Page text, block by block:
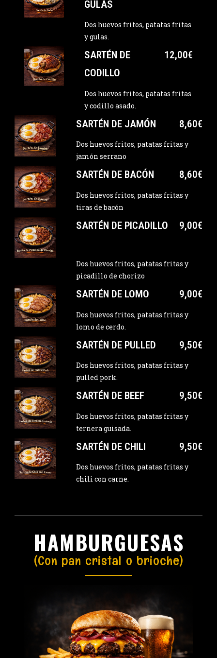
GULAS
Dos huevos fritos, patatas fritas
y gulas.
SARTÉN DE
CODILLO
12,00€
Dos huevos fritos, patatas fritas
y codillo asado.
SARTÉN DE JAMÓN 8,60€
Dos huevos fritos, patatas fritas y
jamón serrano
SARTÉN DE BACÓN 8,60€
Dos huevos fritos, patatas fritas y
tiras de bacón
SARTÉN DE PICADILLO 9,00€
Dos huevos fritos, patatas fritas y
picadillo de chorizo
SARTÉN DE LOMO 9,00€
Dos huevos fritos, patatas fritas y
lomo de cerdo.
SARTÉN DE PULLED 9,50€
Dos huevos fritos, patatas fritas y
pulled pork.
SARTÉN DE BEEF 9,50€
Dos huevos fritos, patatas fritas y
ternera guisada.
SARTÉN DE CHILI 9,50€
Dos huevos fritos, patatas fritas y
chili con carne.
HAMBURGUESAS
(Con pan cristal o brioche)